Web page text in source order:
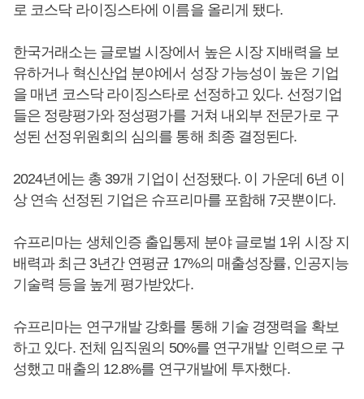
로 코스닥 라이징스타에 이름을 올리게 됐다.
한국거래소는 글로벌 시장에서 높은 시장 지배력을 보
유하거나 혁신산업 분야에서 성장 가능성이 높은 기업
을 매년 코스닥 라이징스타로 선정하고 있다. 선정기업
들은 정량평가와 정성평가를 거쳐 내외부 전문가로 구
성된 선정위원회의 심의를 통해 최종 결정된다.
2024년에는 총 39개 기업이 선정됐다. 이 가운데 6년 이
상 연속 선정된 기업은 슈프리마를 포함해 7곳뿐이다.
슈프리마는 생체인증 출입통제 분야 글로벌 1위 시장 지
배력과 최근 3년간 연평균 17%의 매출성장률, 인공지능
기술력 등을 높게 평가받았다.
슈프리마는 연구개발 강화를 통해 기술 경쟁력을 확보
하고 있다. 전체 임직원의 50%를 연구개발 인력으로 구
성했고 매출의 12.8%를 연구개발에 투자했다.